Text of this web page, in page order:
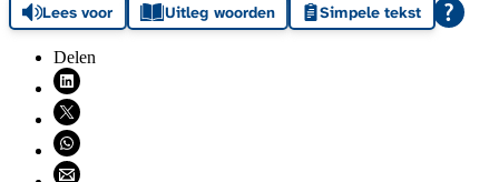
Lees voor Uitleg woorden Simpele tekst
Delen
Deel via LinkedIn (opent nieuw venster)
Deel via X (opent nieuw venster)
Deel via WhatsApp (opent WhatsApp)
Deel via email (opent email programma)